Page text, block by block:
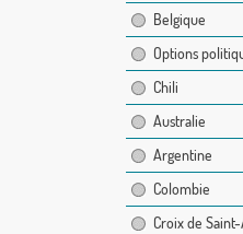
Belgique
Options
Chili
Australie
Argentine
Colombie
Croix de